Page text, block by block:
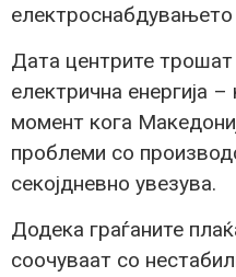
Дата центрите
електрична енергија
момент кога
проблеми со
секојдневно увезува.
Додека граѓаните
соочуваат со